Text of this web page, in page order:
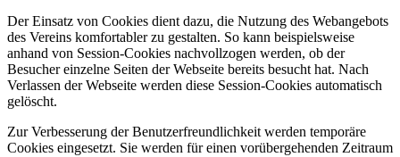
Der Einsatz von Cookies dient dazu, die Nutzung des Webangebots
des Vereins komfortabler zu gestalten. So kann beispielsweise
anhand von Session-Cookies nachvollzogen werden, ob der
Besucher einzelne Seiten der Webseite bereits besucht hat. Nach
Verlassen der Webseite werden diese Session-Cookies automatisch
gelöscht.
Zur Verbesserung der Benutzerfreundlichkeit werden temporäre
Cookies eingesetzt. Sie werden für einen vorübergehenden Zeitraum